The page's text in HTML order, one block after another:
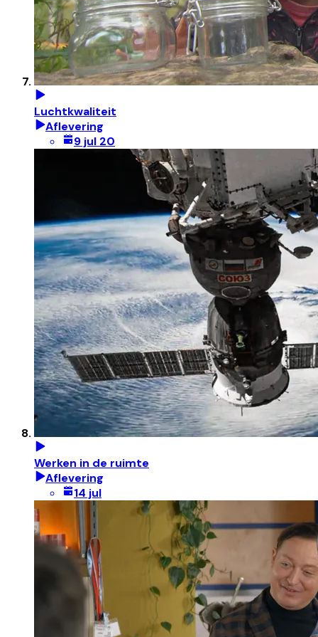
Luchtkwaliteit
Aflevering
9 jul 20
Werken in de ruimte
Aflevering
14 jul